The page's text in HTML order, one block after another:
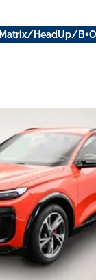
HeadUp/